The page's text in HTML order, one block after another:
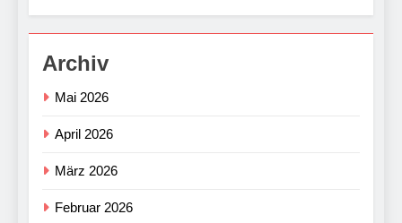
Archiv
Mai 2026
April 2026
März 2026
Februar 2026